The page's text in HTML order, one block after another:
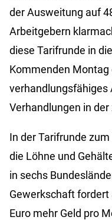
der Ausweitung auf
Arbeitgebern
diese Tarifrunde in
Kommenden
verhandlungsfähiges
Verhandlungen in
In der Tarifrunde
die Löhne und
in sechs
Gewerkschaft fordert
Euro mehr Geld pro